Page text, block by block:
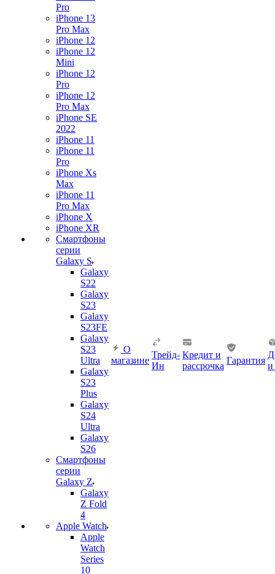
Pro
iPhone 13
Pro Max
iPhone 12
iPhone 12
Mini
iPhone 12
Pro
iPhone 12
Pro Max
iPhone SE
2022
iPhone 11
iPhone 11
Pro
iPhone Xs
Max
iPhone 11
Pro Max
iPhone X
iPhone XR
Смартфоны
серии
Galaxy S
Galaxy
S22
Galaxy
S23
Galaxy
S23FE
Galaxy
S23
Ultra
Galaxy
S23
Plus
Galaxy
S24
Ultra
Galaxy
S26
Смартфоны
серии
Galaxy Z
Galaxy
Z Fold
4
Apple Watch
Apple
Watch
Series
10
О
магазине
Трейд-
Ин
Кредит и
рассрочка
Гарантия
и